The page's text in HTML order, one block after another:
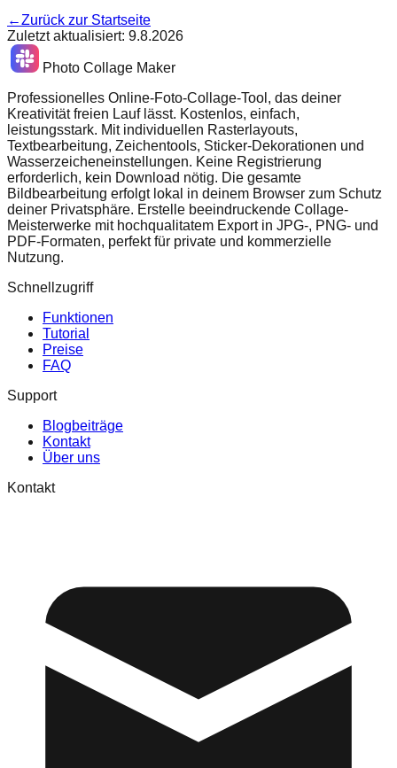
←Zurück zur Startseite
Zuletzt aktualisiert: 9.8.2026
Photo Collage Maker
Professionelles Online-Foto-Collage-Tool, das deiner
Kreativität freien Lauf lässt. Kostenlos, einfach,
leistungsstark. Mit individuellen Rasterlayouts,
Textbearbeitung, Zeichentools, Sticker-Dekorationen und
Wasserzeicheneinstellungen. Keine Registrierung
erforderlich, kein Download nötig. Die gesamte
Bildbearbeitung erfolgt lokal in deinem Browser zum Schutz
deiner Privatsphäre. Erstelle beeindruckende Collage-
Meisterwerke mit hochqualitatem Export in JPG-, PNG- und
PDF-Formaten, perfekt für private und kommerzielle
Nutzung.
Schnellzugriff
Funktionen
Tutorial
Preise
FAQ
Support
Blogbeiträge
Kontakt
Über uns
Kontakt